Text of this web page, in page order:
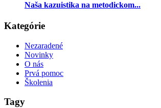
Naša kazuistika na metodickom...
Kategórie
Nezaradené
Novinky
O nás
Prvá pomoc
Školenia
Tagy